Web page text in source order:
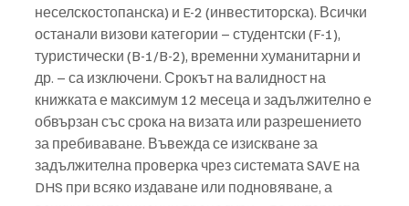
неселскостопанска) и E-2 (инвеститорска). Всички
останали визови категории – студентски (F-1),
туристически (B-1/B-2), временни хуманитарни и
др. – са изключени. Срокът на валидност на
книжката е максимум 12 месеца и задължително е
обвързан със срока на визата или разрешението
за пребиваване. Въвежда се изискване за
задължителна проверка чрез системата SAVE на
DHS при всяко издаване или подновяване, а